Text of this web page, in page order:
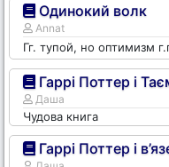
Одинокий волк
Annat
Гг. тупой, но оптимизм
Гаррі Поттер і
Даша
Чудова книга
Гаррі Поттер і